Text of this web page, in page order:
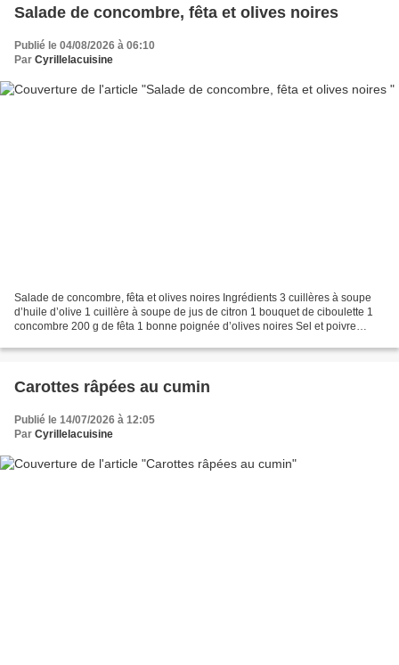
Salade de concombre, fêta et olives noires
Publié le 04/08/2026 à 06:10
Par Cyrillelacuisine
Salade de concombre, fêta et olives noires Ingrédients 3 cuillères à soupe
d’huile d’olive 1 cuillère à soupe de jus de citron 1 bouquet de ciboulette 1
concombre 200 g de fêta 1 bonne poignée d’olives noires Sel et poivre
Carottes râpées au cumin
Publié le 14/07/2026 à 12:05
Par Cyrillelacuisine